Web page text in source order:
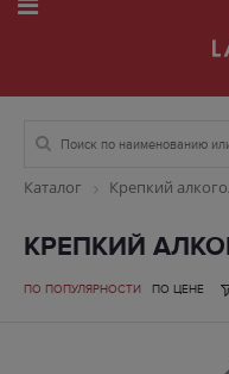
Каталог Крепкий
КРЕПКИЙ
ПО ПОПУЛЯРНОСТИ ПО ЦЕНЕ